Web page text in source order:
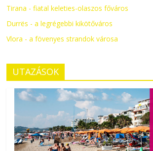
Tirana - fiatal keleties-olaszos főváros
Durrës - a legrégebbi kikötőváros
Vlora - a fövenyes strandok városa
UTAZÁSOK